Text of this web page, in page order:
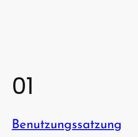
01
Benutzungssatzung